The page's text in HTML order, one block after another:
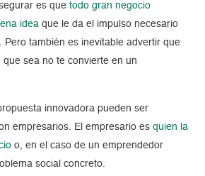
es quetodo gran negocio
idea que le da el impulso necesario
Pero también es inevitable advertir que
sea no te convierte en un
innovadora pueden ser
empresarios. El empresario esquien la
o, en el caso de un emprendedor
social concreto.